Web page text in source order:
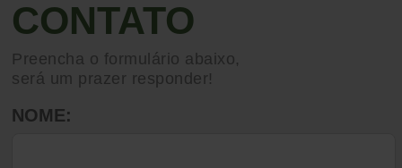
CONTATO
Preencha o formulário abaixo,
será um prazer responder!
NOME: